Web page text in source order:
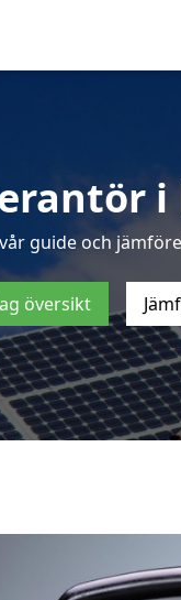
i
guide och
översikt